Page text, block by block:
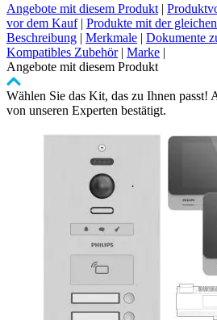
Angebote mit diesem Produkt |
vor dem Kauf | Produkte mit der
Beschreibung | Merkmale | Dokumente
Kompatibles Zubehör | Marke |
Angebote mit diesem Produkt
Wählen Sie das Kit, das zu Ihnen passt!
von unseren Experten bestätigt.